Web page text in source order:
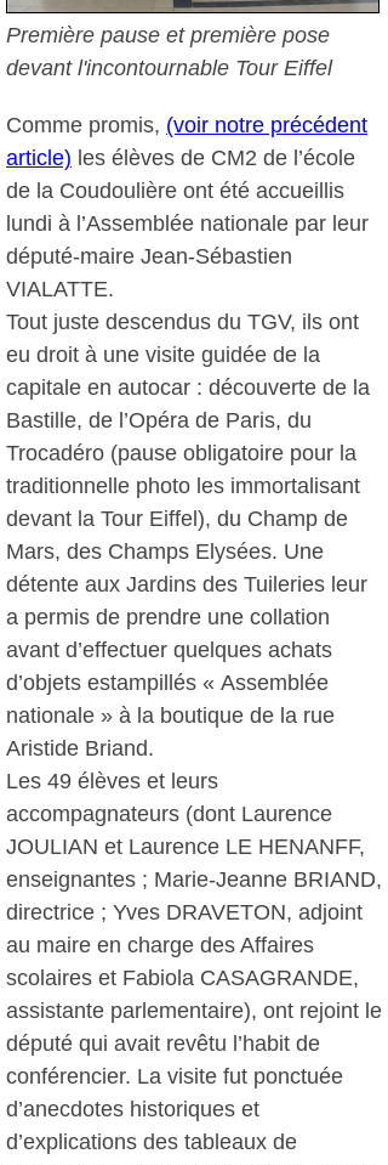
Première pause et première pose
devant l'incontournable Tour Eiffel
Comme promis, (voir notre précédent
article) les élèves de CM2 de l’école
de la Coudoulière ont été accueillis
lundi à l’Assemblée nationale par leur
député-maire Jean-Sébastien
VIALATTE.
Tout juste descendus du TGV, ils ont
eu droit à une visite guidée de la
capitale en autocar : découverte de la
Bastille, de l’Opéra de Paris, du
Trocadéro (pause obligatoire pour la
traditionnelle photo les immortalisant
devant la Tour Eiffel), du Champ de
Mars, des Champs Elysées. Une
détente aux Jardins des Tuileries leur
a permis de prendre une collation
avant d’effectuer quelques achats
d’objets estampillés « Assemblée
nationale » à la boutique de la rue
Aristide Briand.
Les 49 élèves et leurs
accompagnateurs (dont Laurence
JOULIAN et Laurence LE HENANFF,
enseignantes ; Marie-Jeanne BRIAND,
directrice ; Yves DRAVETON, adjoint
au maire en charge des Affaires
scolaires et Fabiola CASAGRANDE,
assistante parlementaire), ont rejoint le
député qui avait revêtu l’habit de
conférencier. La visite fut ponctuée
d’anecdotes historiques et
d’explications des tableaux de